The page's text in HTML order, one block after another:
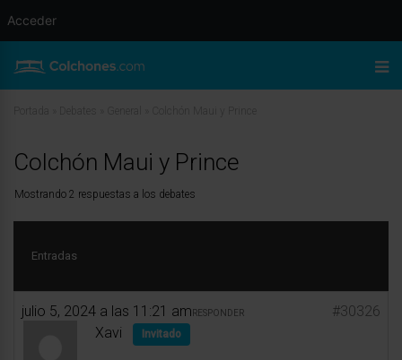
Colchón Maui y Prince
Mostrando 2 respuestas a los debates
Entradas
julio 5, 2024 a las 11:21 am #30326
RESPONDER
Xavi Invitado
Acceder